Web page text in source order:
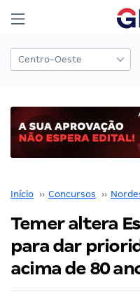
Início ›› Concursos ››
Temer altera
para dar
acima de 80